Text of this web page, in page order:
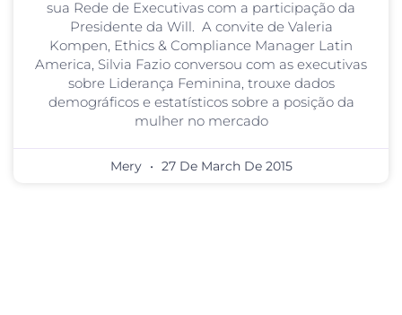
sua Rede de Executivas com a participação da
Presidente da Will. A convite de Valeria
Kompen, Ethics & Compliance Manager Latin
America, Silvia Fazio conversou com as executivas
sobre Liderança Feminina, trouxe dados
demográficos e estatísticos sobre a posição da
mulher no mercado
Mery 27 De March De 2015